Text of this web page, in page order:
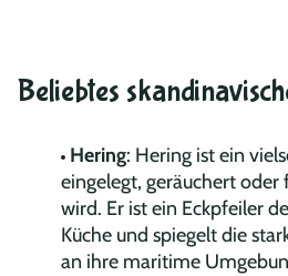
Beliebtes
Hering: Hering ist ein
eingelegt, geräuchert
wird. Er ist ein Eckpfeiler
Küche und spiegelt die
an ihre maritime